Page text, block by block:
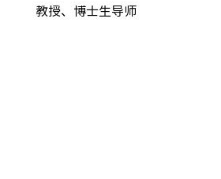
教授、博士生导师